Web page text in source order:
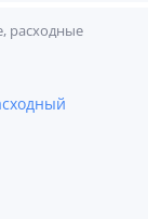
расходные